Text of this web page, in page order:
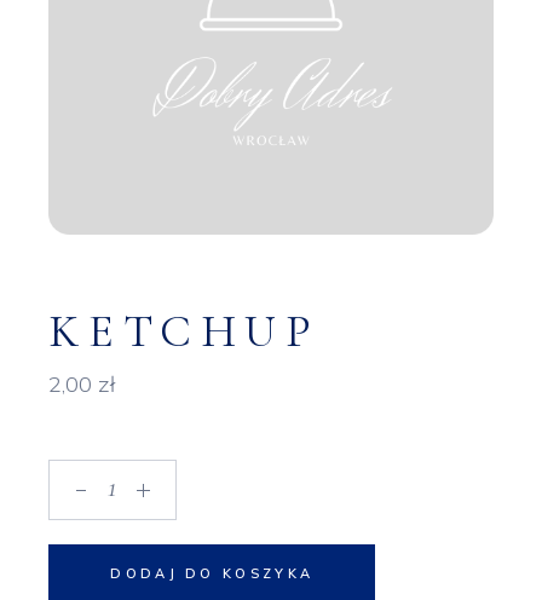
KETCHUP
2,00 zł
DODAJ DO KOSZYKA